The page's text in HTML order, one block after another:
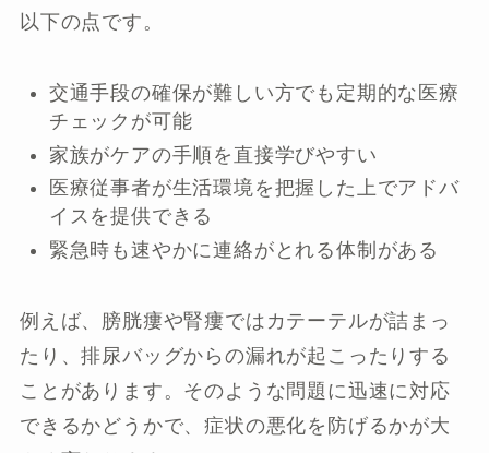
以下の点です。
交通手段の確保が難しい方でも定期的な医療
チェックが可能
家族がケアの手順を直接学びやすい
医療従事者が生活環境を把握した上でアドバ
イスを提供できる
緊急時も速やかに連絡がとれる体制がある
例えば、膀胱瘻や腎瘻ではカテーテルが詰まっ
たり、排尿バッグからの漏れが起こったりする
ことがあります。そのような問題に迅速に対応
できるかどうかで、症状の悪化を防げるかが大